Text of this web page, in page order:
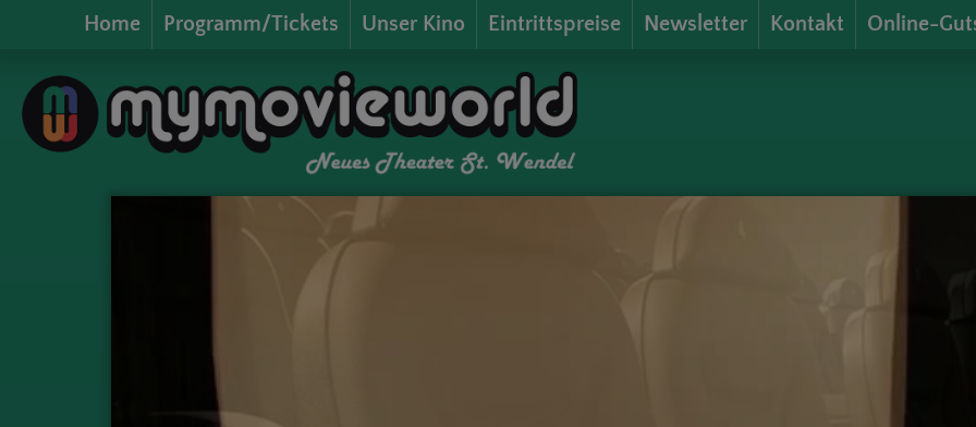
Home Programm/Tickets Unser Kino Eintrittspreise Newsletter Kontakt Online-